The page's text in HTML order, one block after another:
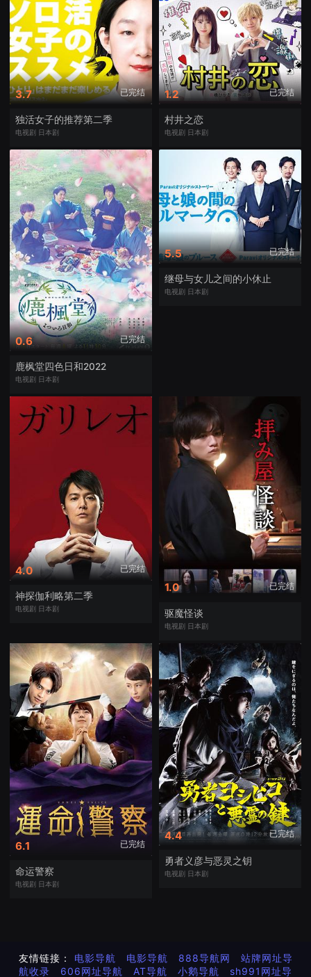
3.7 已完结
独活女子的推荐第二季
电视剧 日本剧
1.2 已完结
村井之恋
电视剧 日本剧
0.6 已完结
鹿枫堂四色日和2022
电视剧 日本剧
5.5 已完结
继母与女儿之间的小休止
电视剧 日本剧
4.0 已完结
神探伽利略第二季
电视剧 日本剧
1.0 已完结
驱魔怪谈
电视剧 日本剧
6.1 已完结
命运警察
电视剧 日本剧
4.4 已完结
勇者义彦与恶灵之钥
电视剧 日本剧
友情链接： 电影导航 电影导航 888导航网
站牌网址导
航收录
606网址导航 AT导航 小鹅导航 sh991网址导